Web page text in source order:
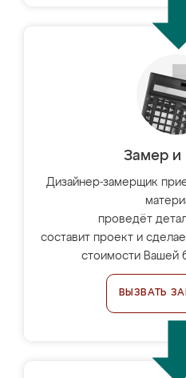
Замер и
Дизайнер-замерщик
проведёт
составит проект и
стоимости Вашей
ВЫЗВАТЬ